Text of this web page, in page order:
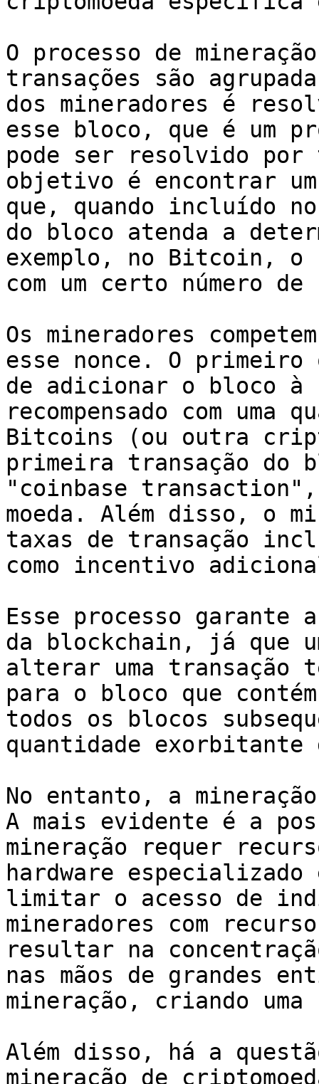
O processo de
transações são
dos mineradores é
esse bloco, que é um
pode ser resolvido
objetivo é encontrar um
que, quando incluído
do bloco atenda a
exemplo, no Bitcoin, o
com um certo número
Os mineradores
esse nonce. O
de adicionar o bloco à
recompensado com
Bitcoins (ou outra
primeira transação do
"coinbase
moeda. Além disso, o
taxas de transação
como incentivo
Esse processo garante
da blockchain, já que
alterar uma transação
para o bloco que
todos os blocos
quantidade exorbitante
No entanto, a
A mais evidente é a
mineração requer
hardware
limitar o acesso de
mineradores com
resultar na
nas mãos de grandes
mineração, criando
Além disso, há a
mineração de